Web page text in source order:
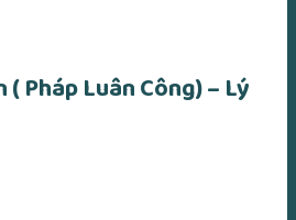
Pháp Luân Công) – Lý